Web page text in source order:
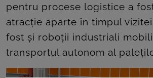
pentru procese logistice a
atracție aparte în timpul
fost și roboții industriali
transportul autonom al